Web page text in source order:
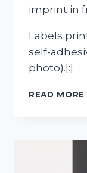
imprint in
Labels
self-
photo).[:]
READ MORE